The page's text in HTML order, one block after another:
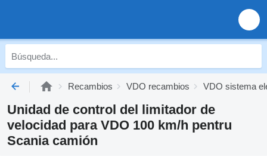
Recambios VDO recambios VDO sistema
Unidad de control del limitador de
velocidad para VDO 100 km/h pentru
Scania camión